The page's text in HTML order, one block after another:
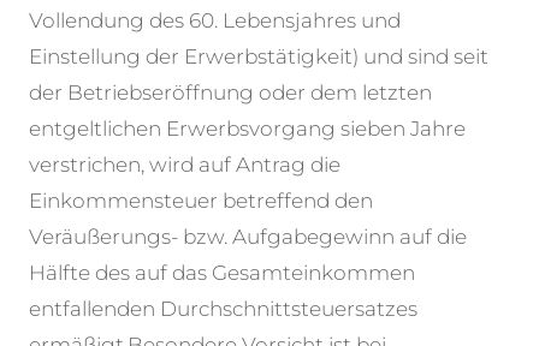
Vollendung des 60. Lebensjahres und
Einstellung der Erwerbstätigkeit) und sind seit
der Betriebseröffnung oder dem letzten
entgeltlichen Erwerbsvorgang sieben Jahre
verstrichen, wird auf Antrag die
Einkommensteuer betreffend den
Veräußerungs- bzw. Aufgabegewinn auf die
Hälfte des auf das Gesamteinkommen
entfallenden Durchschnittsteuersatzes